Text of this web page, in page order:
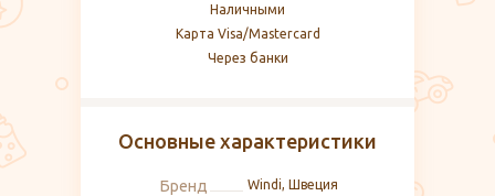
Наличными
Карта Visa/Mastercard
Через банки
Основные характеристики
Бренд Windi, Швеция